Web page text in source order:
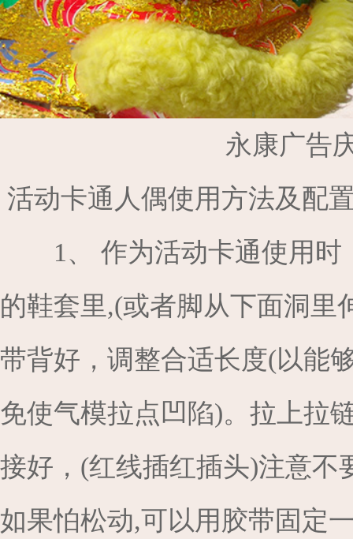
永康广
活动卡通人偶使用方法及配
1、 作为活动卡通使用
的鞋套里,(或者脚从下面洞里
带背好，调整合适长度(以能
免使气模拉点凹陷)。拉上拉
接好，(红线插红插头)注意不
如果怕松动,可以用胶带固定